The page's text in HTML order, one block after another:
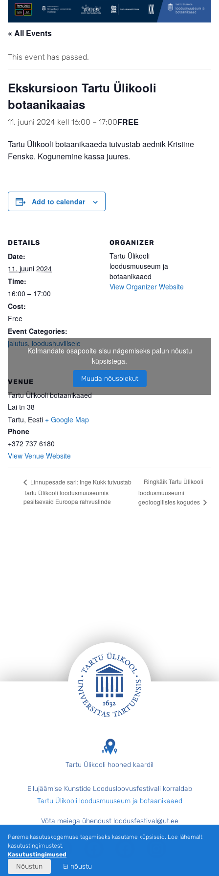
« All Events
This event has passed.
Ekskursioon Tartu Ülikooli
botaanikaaias
11. juuni 2024 kell 16:00 – 17:00FREE
Tartu Ülikooli botaanikaaeda tutvustab aednik Kristine
Fenske. Kogunemine kassa juures.
Add to calendar
DETAILS
Date:
11. juuni 2024
Time:
16:00 – 17:00
Cost:
Free
Event Categories:
jalutus, loodushuvilisele
ORGANIZER
Tartu Ülikooli
loodusmuuseum ja
botaanikaaed
View Organizer Website
VENUE
Tartu Ülikooli botaanikaaed
Lai tn 38
Tartu, Eesti + Google Map
Phone
+372 737 6180
View Venue Website
Kolmandate osapoolte sisu nägemiseks palun nõustu
küpsistega.
Muuda nõusolekut
Linnupesade sari: Inge Kukk tutvustab
Tartu Ülikooli loodusmuuseumis
pesitsevaid Euroopa rahvuslinde
Ringkäik Tartu Ülikooli
loodusmuuseumi
geoloogilistes kogudes
Tartu Ülikooli hooned kaardil
Ellujäämise Kunstide Loodusloovusfestivali korraldab
Tartu Ülikooli loodusmuuseum ja botaanikaaed
Võta meiega ühendust loodusfestival@ut.ee
Parema kasutuskogemuse tagamiseks kasutame küpsiseid. Loe lähemalt
kasutustingimustest.
Kasutustingimused
Nõustun Ei nõustu